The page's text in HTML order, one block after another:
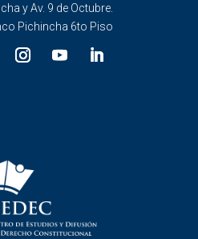
y Av. 9 de Octubre.
Pichincha 6to Piso